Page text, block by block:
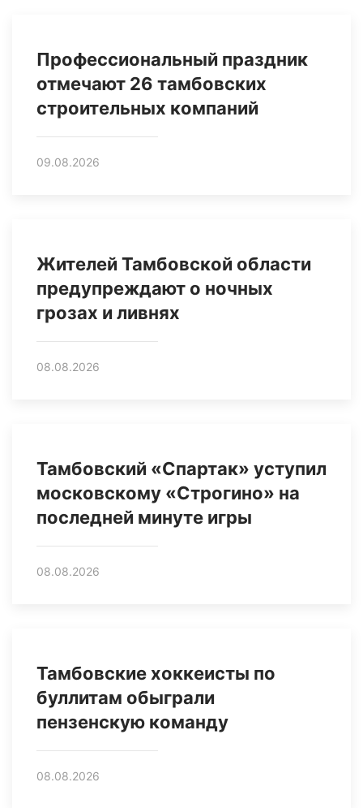
Профессиональный праздник
отмечают 26 тамбовских
строительных компаний
09.08.2026
Жителей Тамбовской области
предупреждают о ночных
грозах и ливнях
08.08.2026
Тамбовский «Спартак» уступил
московскому «Строгино» на
последней минуте игры
08.08.2026
Тамбовские хоккеисты по
буллитам обыграли
пензенскую команду
08.08.2026